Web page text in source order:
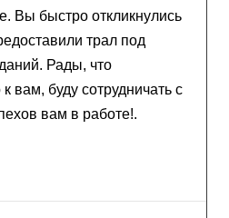
Вы быстро откликнулись
трал под
Рады, что
вам, буду сотрудничать с
вам в работе!.